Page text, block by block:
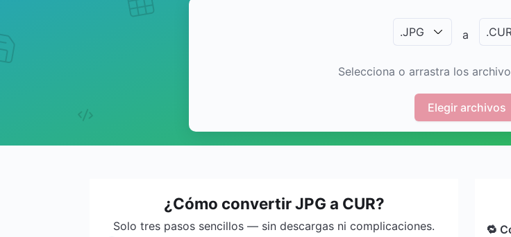
.JPG a .
Selecciona o arrastra los
Elegir archivos
¿Cómo convertir JPG a CUR?
Solo tres pasos sencillos — sin descargas ni complicaciones. 🔁